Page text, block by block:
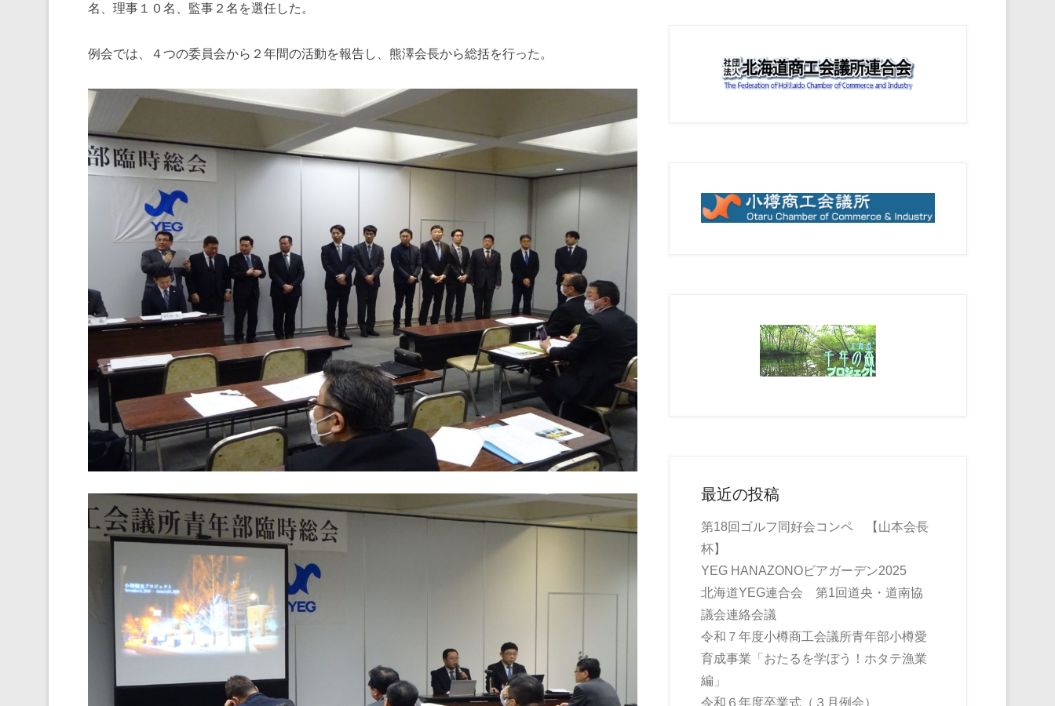
名、理事１０名、監事２名を選任した。
例会では、４つの委員会から２年間の活動を報告し、熊澤会長から総括を行った。
最近の投稿
第18回ゴルフ同好会コンペ 【山本会長
杯】
YEG HANAZONOビアガーデン2025
北海道YEG連合会 第1回道央・道南協
議会連絡会議
令和７年度小樽商工会議所青年部小樽愛
育成事業「おたるを学ぼう！ホタテ漁業
編」
令和６年度卒業式（３月例会）